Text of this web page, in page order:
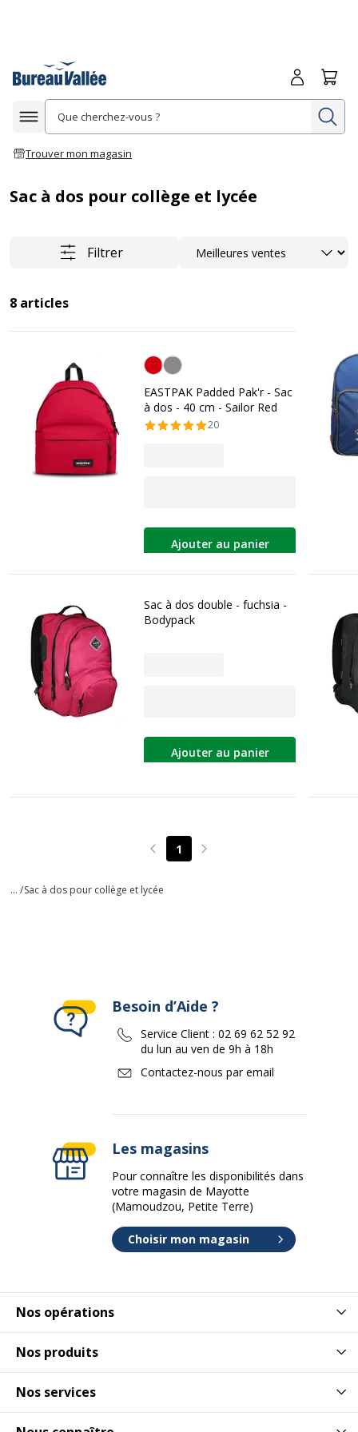
Afficher la navigation
Trouver mon magasin
Me
Sac à dos pour collège et lycée
Filtrer Trier
8 articles
Sailor Red
EASTPAK Padded Pak'r - Sac
à dos - 40 cm - Sailor Red
20
Ajouter au panier
Sac à dos double - fuchsia -
Bodypack
Ajouter au panier
Page précédente
1 Page suivante
... /Sac à dos pour collège et lycée
Nos opérations
Nos produits
Nos services
Besoin d’Aide ?
Service Client : 02 69 62 52 92
du lun au ven de 9h à 18h
Contactez-nous par email
Les magasins
Pour connaître les disponibilités dans
votre magasin de Mayotte
(Mamoudzou, Petite Terre)
Choisir mon magasin